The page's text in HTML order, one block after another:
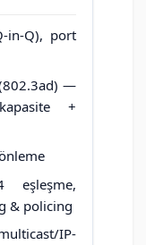
in-Q), port
(802.3ad) —
+
eşleşme,
& policing
IP-